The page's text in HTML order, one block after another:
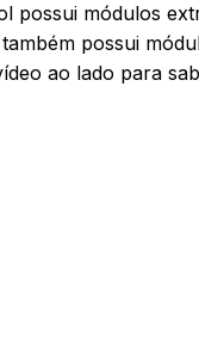
possui módulos
possui
ao lado para